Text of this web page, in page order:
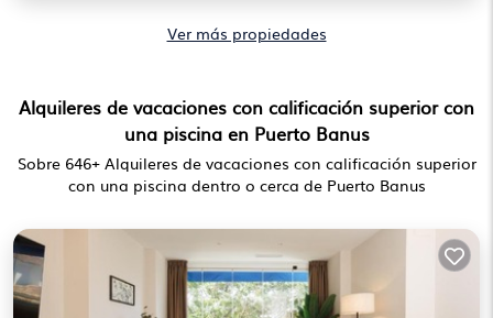
Ver más propiedades
Alquileres de vacaciones con calificación superior con
una piscina en Puerto Banus
Sobre 646+ Alquileres de vacaciones con calificación superior
con una piscina dentro o cerca de Puerto Banus